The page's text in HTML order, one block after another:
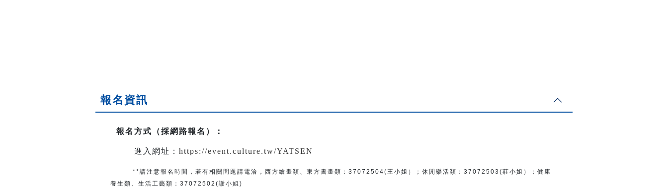
報名資訊
報名方式（採網路報名） ：
進入網址： https://event.culture.tw/YATSEN
**請注意報名時間，若有相關問題 請電洽 ， 西方繪畫類、東方書畫類： 37072504(王小姐） ； 休閒樂活類： 37072503(莊小姐）； 健康
養生類、生活工藝類： 37072502(謝小姐)